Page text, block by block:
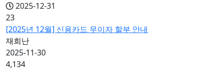
2025-12-31
23
[2025년 12월] 신용카드 무이자 할부 안내
재희난
2025-11-30
4,134